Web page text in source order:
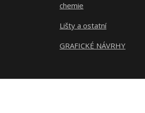
chemie
Lišty a ostatní
GRAFICKÉ NÁVRHY